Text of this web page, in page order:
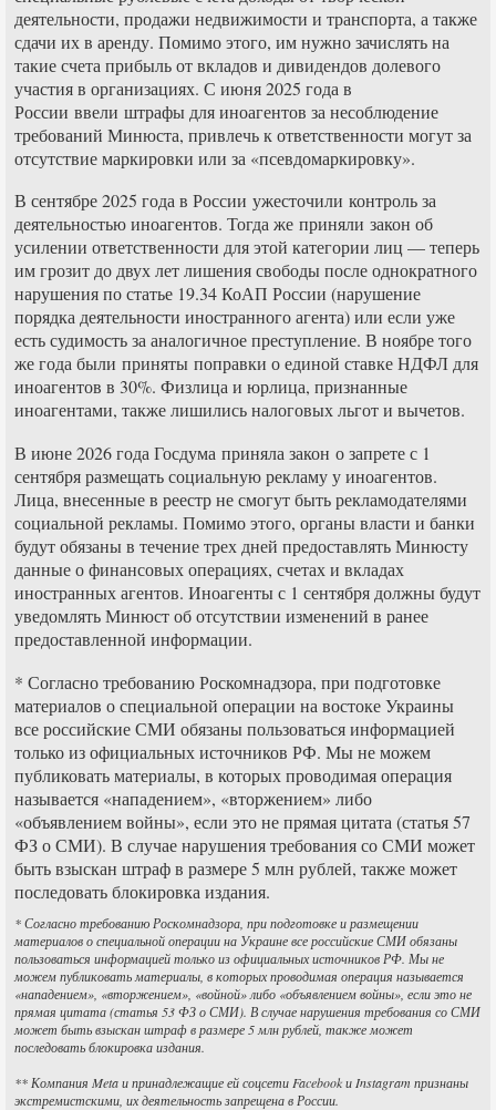
деятельности, продажи недвижимости и транспорта, а также
сдачи их в аренду. Помимо этого, им нужно зачислять на
такие счета прибыль от вкладов и дивидендов долевого
участия в организациях. С июня 2025 года в
России ввели штрафы для иноагентов за несоблюдение
требований Минюста, привлечь к ответственности могут за
отсутствие маркировки или за «псевдомаркировку».
В сентябре 2025 года в России ужесточили контроль за
деятельностью иноагентов. Тогда же приняли закон об
усилении ответственности для этой категории лиц — теперь
им грозит до двух лет лишения свободы после однократного
нарушения по статье 19.34 КоАП России (нарушение
порядка деятельности иностранного агента) или если уже
есть судимость за аналогичное преступление. В ноябре того
же года были приняты поправки о единой ставке НДФЛ для
иноагентов в 30%. Физлица и юрлица, признанные
иноагентами, также лишились налоговых льгот и вычетов.
В июне 2026 года Госдума приняла закон о запрете с 1
сентября размещать социальную рекламу у иноагентов.
Лица, внесенные в реестр не смогут быть рекламодателями
социальной рекламы. Помимо этого, органы власти и банки
будут обязаны в течение трех дней предоставлять Минюсту
данные о финансовых операциях, счетах и вкладах
иностранных агентов. Иноагенты с 1 сентября должны будут
уведомлять Минюст об отсутствии изменений в ранее
предоставленной информации.
* Согласно требованию Роскомнадзора, при подготовке
материалов о специальной операции на востоке Украины
все российские СМИ обязаны пользоваться информацией
только из официальных источников РФ. Мы не можем
публиковать материалы, в которых проводимая операция
называется «нападением», «вторжением» либо
«объявлением войны», если это не прямая цитата (статья 57
ФЗ о СМИ). В случае нарушения требования со СМИ может
быть взыскан штраф в размере 5 млн рублей, также может
последовать блокировка издания.
* Согласно требованию Роскомнадзора, при подготовке и размещении
материалов о специальной операции на Украине все российские СМИ обязаны
пользоваться информацией только из официальных источников РФ. Мы не
можем публиковать материалы, в которых проводимая операция называется
«нападением», «вторжением», «войной» либо «объявлением войны», если это не
прямая цитата (статья 53 ФЗ о СМИ). В случае нарушения требования со СМИ
может быть взыскан штраф в размере 5 млн рублей, также может
последовать блокировка издания.
** Компания Meta и принадлежащие ей соцсети Facebook и Instagram признаны
экстремистскими, их деятельность запрещена в России.